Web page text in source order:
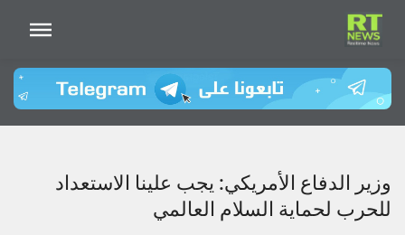
وزير الدفاع الأمريكي: يجب علينا الاستعداد
للحرب لحماية السلام العالمي